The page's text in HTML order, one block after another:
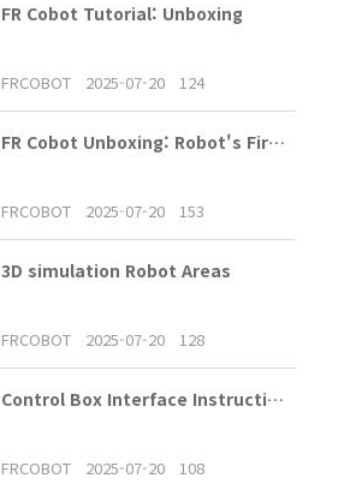
FR Cobot Tutorial: Unboxing
FRCOBOT 2025-07-20 124
FR Cobot Unboxing: Robot's First Activation
FRCOBOT 2025-07-20 153
3D simulation Robot Areas
FRCOBOT 2025-07-20 128
Control Box Interface Instructions
FRCOBOT 2025-07-20 108